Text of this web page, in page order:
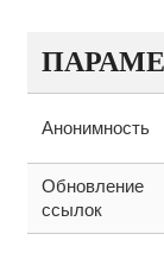
Анонимность
Обновление
ссылок